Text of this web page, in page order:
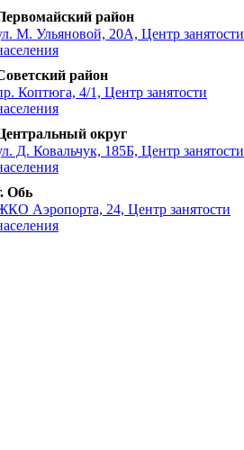
район
М. Ульяновой, 20А, Центр занятости
район
Коптюга, 4/1, Центр занятости
округ
Д. Ковальчук, 185Б, Центр занятости
Обь
Аэропорта, 24, Центр занятости